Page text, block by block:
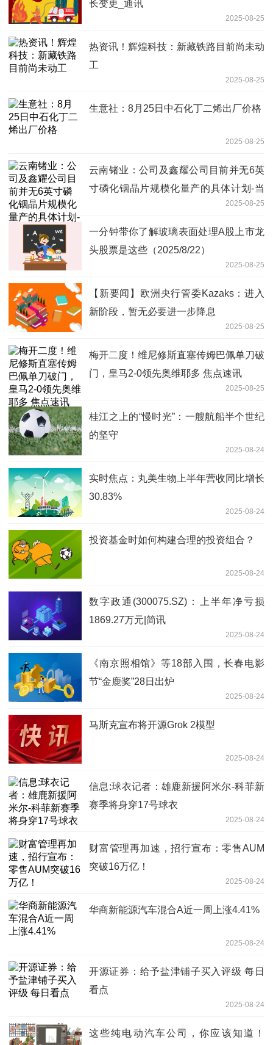
长变更_通讯
2025-08-25
热资讯！辉煌科技：新藏铁路目前尚未动
工
2025-08-25
生意社：8月25日中石化丁二烯出厂价格
2025-08-25
云南锗业：公司及鑫耀公司目前并无6英
寸磷化铟晶片规模化量产的具体计划-当
2025-08-25
一分钟带你了解玻璃表面处理A股上市龙
头股票是这些（2025/8/22）
2025-08-25
【新要闻】欧洲央行管委Kazaks：进入
新阶段，暂无必要进一步降息
2025-08-25
梅开二度！维尼修斯直塞传姆巴佩单刀破
门，皇马2-0领先奥维耶多 焦点速讯
2025-08-25
桂江之上的“慢时光”：一艘航船半个世纪
的坚守
2025-08-24
实时焦点：丸美生物上半年营收同比增长
30.83%
2025-08-24
投资基金时如何构建合理的投资组合？
2025-08-24
数字政通(300075.SZ)：上半年净亏损
1869.27万元|简讯
2025-08-24
《南京照相馆》等18部入围，长春电影
节“金鹿奖”28日出炉
2025-08-24
马斯克宣布将开源Grok 2模型
2025-08-24
信息:球衣记者：雄鹿新援阿米尔-科菲新
赛季将身穿17号球衣
2025-08-24
财富管理再加速，招行宣布：零售AUM
突破16万亿！
2025-08-24
华商新能源汽车混合A近一周上涨4.41%
2025-08-24
开源证券：给予盐津铺子买入评级 每日
看点
2025-08-24
这些纯电动汽车公司，你应该知道！